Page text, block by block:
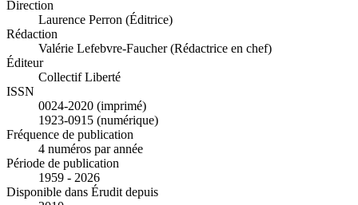
Direction
Laurence Perron (Éditrice)
Rédaction
Valérie Lefebvre-Faucher (Rédactrice en chef)
Éditeur
Collectif Liberté
ISSN
0024-2020 (imprimé)
1923-0915 (numérique)
Fréquence de publication
4 numéros par année
Période de publication
1959 - 2026
Disponible dans Érudit depuis